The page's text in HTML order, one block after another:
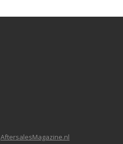
AftersalesMagazine.nl